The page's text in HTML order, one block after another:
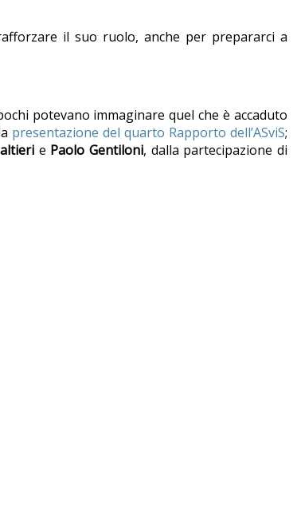
il suo ruolo, anche per prepararci a
potevano immaginare quel che è accaduto
presentazione del quarto Rapporto dell’ASviS;
e Paolo Gentiloni, dalla partecipazione di